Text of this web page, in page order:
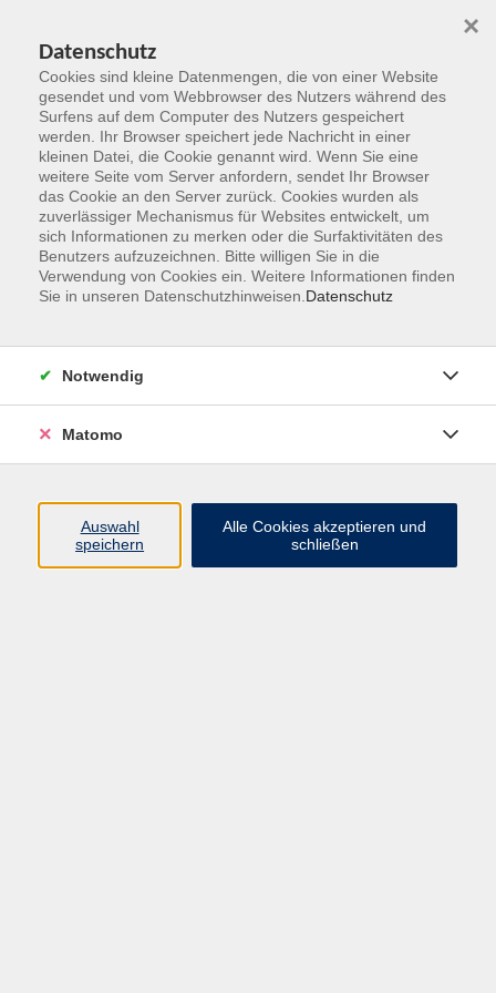
Zum Hauptinhalt springen
Der Kurs konnte nicht gefunden werden.
Erich-Kästner-Str. 5
65232 Taunusstein
info@vhs-rtk.de
Tel: 06128-92770
Datenschutz
Cookies sind kleine Datenmengen, die von einer Website
gesendet und vom Webbrowser des Nutzers während des
Surfens auf dem Computer des Nutzers gespeichert
werden. Ihr Browser speichert jede Nachricht in einer
kleinen Datei, die Cookie genannt wird. Wenn Sie eine
weitere Seite vom Server anfordern, sendet Ihr Browser
das Cookie an den Server zurück. Cookies wurden als
zuverlässiger Mechanismus für Websites entwickelt, um
sich Informationen zu merken oder die Surfaktivitäten des
Benutzers aufzuzeichnen. Bitte willigen Sie in die
Verwendung von Cookies ein. Weitere Informationen finden
Sie in unseren Datenschutzhinweisen. Datenschutz
×
Notwendig
Matomo
Auswahl
speichern
Alle Cookies akzeptieren und
schließen